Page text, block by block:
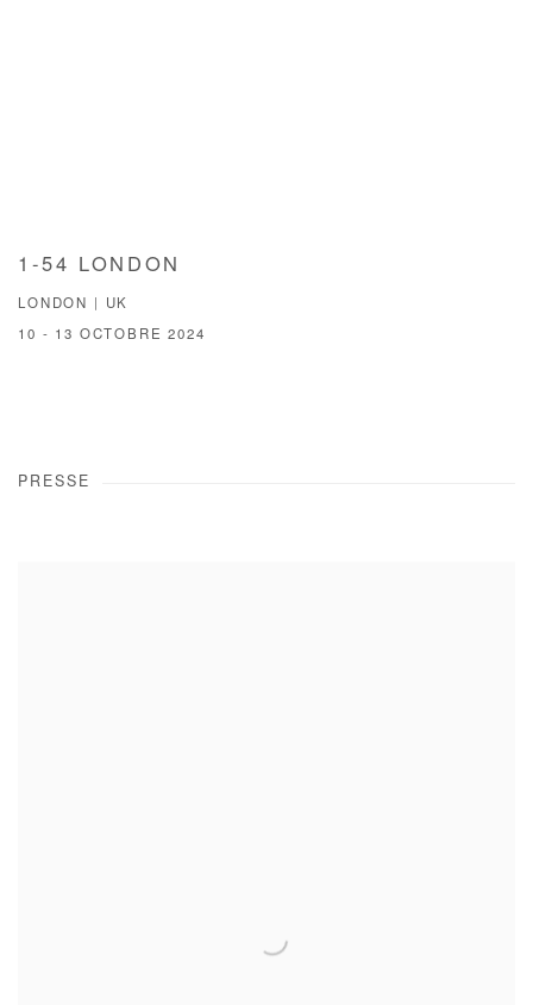
1-54 LONDON
LONDON | UK
10 - 13 OCTOBRE 2024
PRESSE